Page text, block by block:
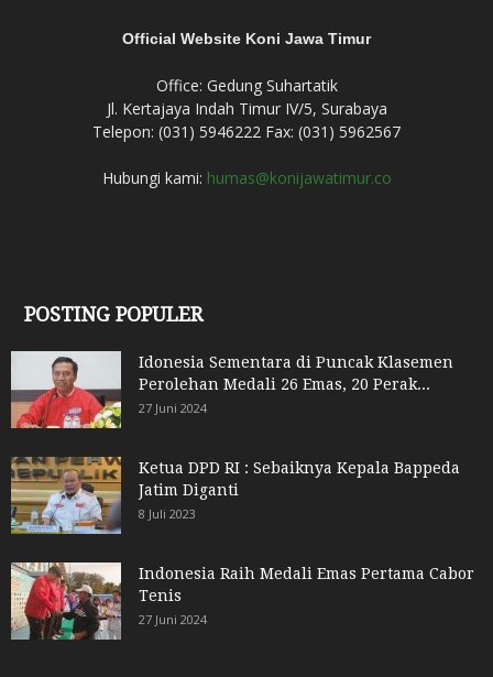
Official Website Koni Jawa Timur
Office: Gedung Suhartatik
Jl. Kertajaya Indah Timur IV/5, Surabaya
Telepon: (031) 5946222 Fax: (031) 5962567
Hubungi kami: humas@konijawatimur.co
POSTING POPULER
Idonesia Sementara di Puncak Klasemen
Perolehan Medali 26 Emas, 20 Perak...
27 Juni 2024
Ketua DPD RI : Sebaiknya Kepala Bappeda
Jatim Diganti
8 Juli 2023
Indonesia Raih Medali Emas Pertama Cabor
Tenis
27 Juni 2024